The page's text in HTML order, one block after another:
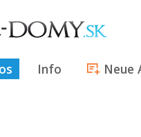
Info Neue